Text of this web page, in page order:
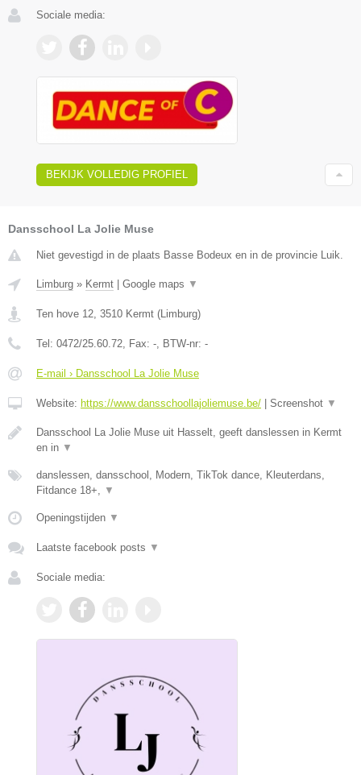
Sociale media:
BEKIJK VOLLEDIG PROFIEL
Dansschool La Jolie Muse
Niet gevestigd in de plaats Basse Bodeux en in de provincie Luik.
Limburg » Kermt Google maps ▼
Ten hove 12 3510 Kermt ( Limburg)
Tel: 0472/25.60.72 , Fax: - , BTW-nr: -
E-mail › Dansschool La Jolie Muse
Website: https://www.dansschoollajoliemuse.be/ Screenshot ▼
Dansschool La Jolie Muse uit Hasselt, geeft danslessen in Kermt
en in ▼
danslessen, dansschool, Modern, TikTok dance, Kleuterdans,
Fitdance 18+,
▼
Openingstijden ▼
Laatste facebook posts ▼
Sociale media: